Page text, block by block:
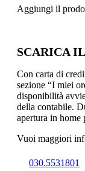
Aggiungi il
SCARICA
Con carta di
sezione “I miei
disponibilità
della contabile.
apertura in home
Vuoi maggiori
030.5531801